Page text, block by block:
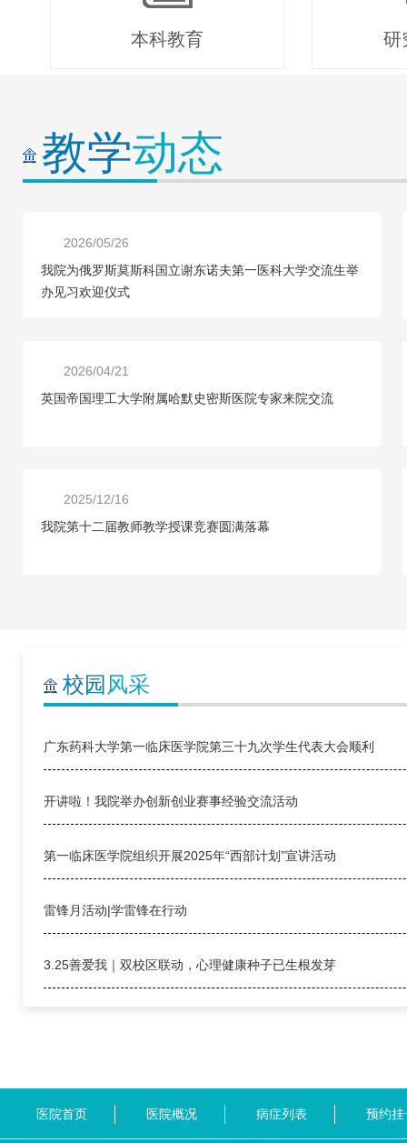
本科教育 研
教学动态
2026/05/26
我院为俄罗斯莫斯科国立谢东诺夫第一医科大学交流生举
办见习欢迎仪式
2026/04/21
英国帝国理工大学附属哈默史密斯医院专家来院交流
2025/12/16
我院第十二届教师教学授课竞赛圆满落幕
校园 风采
广东药科大学第一临床医学院第三十九次学生代表大会顺利
开讲啦！我院举办创新创业赛事经验交流活动
第一临床医学院组织开展2025年“西部计划”宣讲活动
雷锋月活动|学雷锋在行动
3.25善爱我｜双校区联动，心理健康种子已生根发芽
医院首页 医院概况 病症列表 预约挂